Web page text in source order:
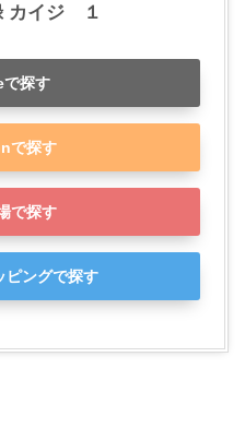
カイジ １
探す
で探す
で探す
ングで探す